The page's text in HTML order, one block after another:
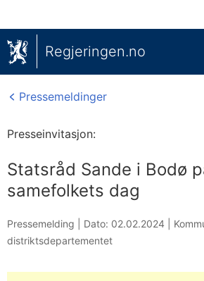
Regjeringen.no
Pressemeldinger
Presseinvitasjon:
Statsråd Sande i Bodø
samefolkets dag
Pressemelding | Dato: 02.02.2024
distriktsdepartementet